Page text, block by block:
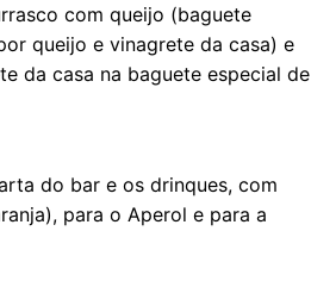
com queijo (baguete
queijo e vinagrete da casa) e
da casa na baguete especial de
do bar e os drinques, com
para o Aperol e para a